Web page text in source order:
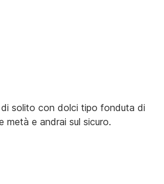
solito con dolci tipo fonduta di
e andrai sul sicuro.